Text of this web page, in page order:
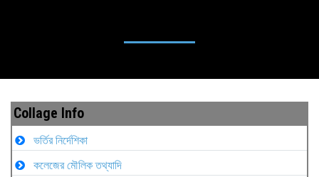
Collage Info
ভর্তির নির্দেশিকা
কলেজের মৌলিক তথ্যাদি